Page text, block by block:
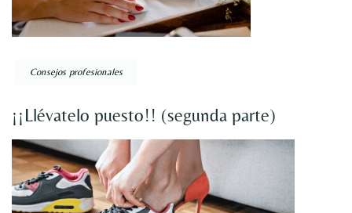
Consejos profesionales
¡¡Llévatelo puesto!! (segunda parte)